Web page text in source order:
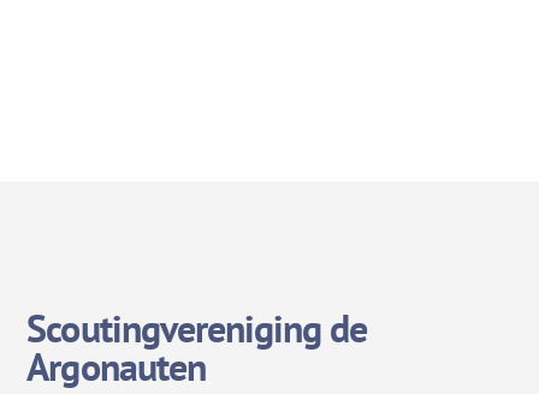
Scoutingvereniging de
Argonauten